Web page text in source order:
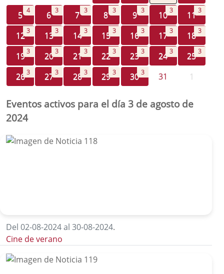
5 4 6 3 7 3 8 3 9 3 10 3 11 3
12 3 13 3 14 3 15 3 16 3 17 3 18 3
19 3 20 3 21 3 22 3 23 3 24 3 25 3
26 3 27 3 28 3 29 3 30 3 31 1
Eventos activos para el día 3 de agosto de
2024
Del 02-08-2024 al 30-08-2024.
Cine de verano